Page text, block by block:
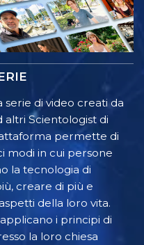
serie di video creati da
altri Scientologist di
permette di
modi in cui persone
la tecnologia di
creare di più e
della loro vita.
i principi di
la loro chiesa